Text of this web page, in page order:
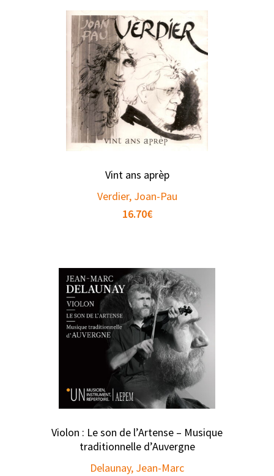
Vint ans aprèp
Verdier, Joan-Pau
16.70€
Violon : Le son de l’Artense – Musique
traditionnelle d’Auvergne
Delaunay, Jean-Marc